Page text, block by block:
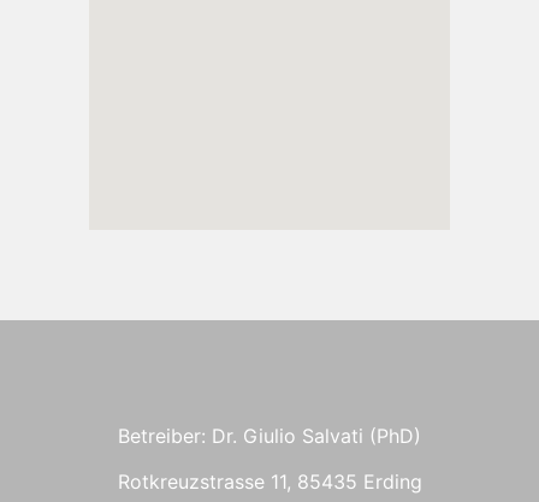
Betreiber: Dr. Giulio Salvati (PhD)
Rotkreuzstrasse 11, 85435 Erding